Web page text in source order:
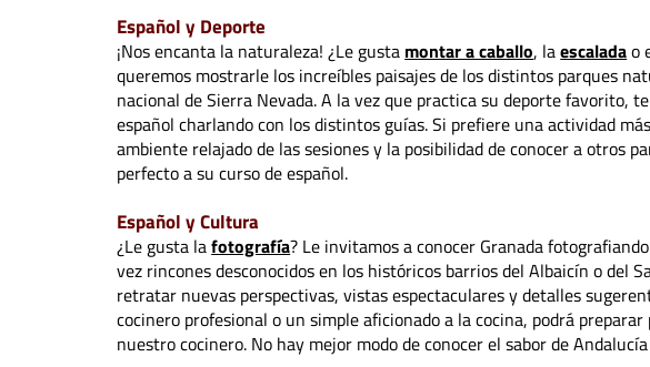
Español y Deporte
¡Nos encanta la naturaleza! ¿Le gusta montar a caballo, laescaladao
queremos mostrarle los increíbles paisajes de los distintos parques
nacional de Sierra Nevada. A la vez que practica su deporte favorito,
español charlando con los distintos guías. Si prefiere una actividad
ambiente relajado de las sesiones y la posibilidad de conocer a otros
perfecto a su curso de español.
Español y Cultura
¿Le gusta lafotografía? Le invitamos a conocer Granada
vez rincones desconocidos en los históricos barrios del Albaicín o del
retratar nuevas perspectivas, vistas espectaculares y detalles
cocinero profesional o un simple aficionado a la cocina, podrá
nuestro cocinero. No hay mejor modo de conocer el sabor de